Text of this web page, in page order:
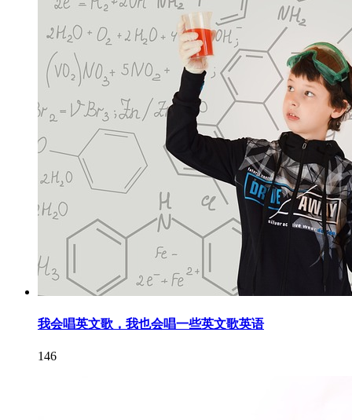
我会唱英文歌，我也会唱一些英文歌英语
146